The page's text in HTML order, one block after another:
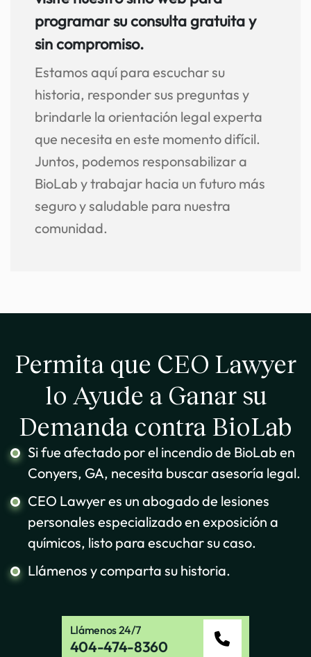
programar su consulta gratuita y
sin compromiso.
Estamos aquí para escuchar su
historia, responder sus preguntas y
brindarle la orientación legal experta
que necesita en este momento difícil.
Juntos, podemos responsabilizar a
BioLab y trabajar hacia un futuro más
seguro y saludable para nuestra
comunidad.
Permita que CEO Lawyer
lo Ayude a Ganar su
Demanda contra BioLab
Si fue afectado por el incendio de BioLab en
Conyers, GA, necesita buscar asesoría legal.
CEO Lawyer es un abogado de lesiones
personales especializado en exposición a
químicos, listo para escuchar su caso.
Llámenos y comparta su historia.
Llámenos 24/7
404-474-8360